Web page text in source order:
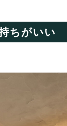
ちがいい